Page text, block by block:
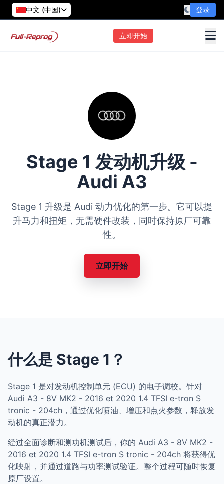
中文 (中国) 登录
立即开始
Stage 1 发动机升级 -
Audi A3
Stage 1 升级是 Audi 动力优化的第一步。它可以提
升马力和扭矩，无需硬件改装，同时保持原厂可靠
性。
立即开始
什么是 Stage 1？
Stage 1 是对发动机控制单元 (ECU) 的电子调校。针对
Audi A3 - 8V MK2 - 2016 et 2020 1.4 TFSI e-tron S
tronic - 204ch，通过优化喷油、增压和点火参数，释放发
动机的真正潜力。
经过全面诊断和测功机测试后，你的 Audi A3 - 8V MK2 -
2016 et 2020 1.4 TFSI e-tron S tronic - 204ch 将获得优
化映射，并通过道路与功率测试验证。整个过程可随时恢复
原厂设置。